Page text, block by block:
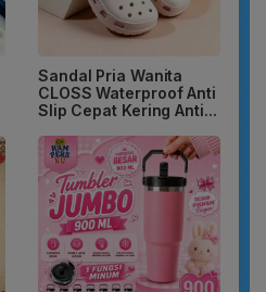
Sandal Pria Wanita
CLOSS Waterproof Anti
Slip Cepat Kering Anti...